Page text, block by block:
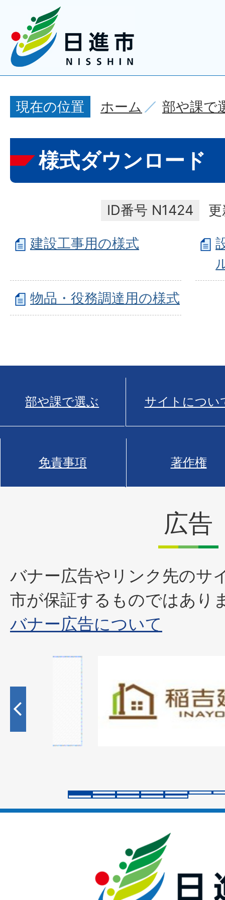
現在の位置 ホーム 部や課で
様式ダウンロード
ID番号 N1424
建設工事用の様式
物品・役務調達用の様式
部や課で選ぶ サイトについ
免責事項 著作権
広告
バナー広告やリンク先のサ
市が保証するものではあり
バナー広告について
枚
目
ラ
イ